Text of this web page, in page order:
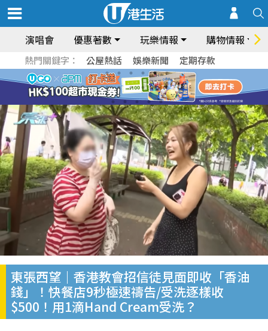
演唱會 優惠著數 玩樂情報 購物情報
熱門關鍵字： 公屋熱話 娛樂新聞 定期存款
東張西望｜香港教會招信徒見面即收「香油
錢」！快餐店9秒極速禱告/受洗逐樣收
$500！用1滴Hand Cream受洗？